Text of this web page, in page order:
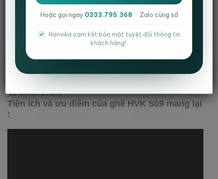
THÔNG TIN BỔ SUNG
ĐÁNH GIÁ (0)
Views: 12.641
Tiện ích và ưu điểm của ghế HVK S09 mang lại
:
Hoặc gọi ngay 0333.795.368 · Zalo cùng số
Hanvika cam kết bảo mật tuyệt đối thông tin
khách hàng!.